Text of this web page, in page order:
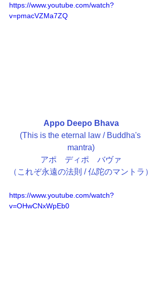
https://www.youtube.com/watch?
v=pmacVZMa7ZQ
Appo Deepo Bhava
(This is the eternal law / Buddha's
mantra)
アポ　ディポ　バヴァ
（これぞ永遠の法則 / 仏陀のマントラ）
https://www.youtube.com/watch?
v=OHwCNxWpEb0